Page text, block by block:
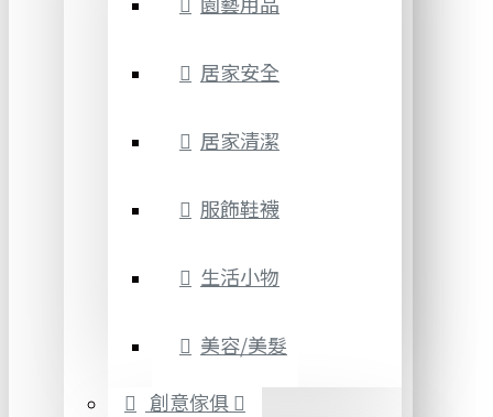
居家安全
居家清潔
服飾鞋襪
生活小物
美容/美髮
創意傢俱